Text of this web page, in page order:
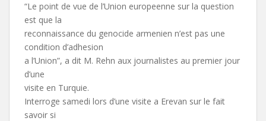
“Le point de vue de l’Union europeenne sur la question
est que la
reconnaissance du genocide armenien n’est pas une
condition d’adhesion
a l’Union”, a dit M. Rehn aux journalistes au premier jour
d’une
visite en Turquie.
Interroge samedi lors d’une visite a Erevan sur le fait
savoir si